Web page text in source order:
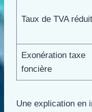
Taux de TVA réduit
Exonération taxe
foncière
Une explication en